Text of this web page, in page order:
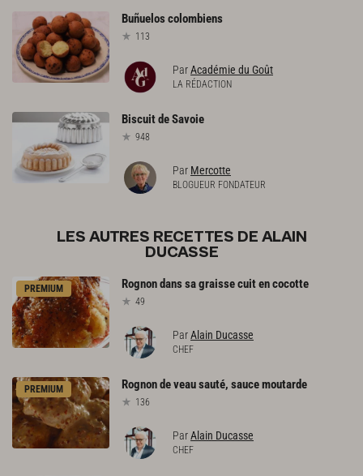
Buñueloscolombiens
113
ParAcadémie du Goût
LA RÉDACTION
BiscuitdeSavoie
948
Par Mercotte
BLOGUEUR FONDATEUR
LES AUTRES RECETTES DE ALAIN
DUCASSE
PREMIUM Rognondanssagraissecuitencocotte
49
ParAlain Ducasse
CHEF
PREMIUM Rognondeveausauté, saucemoutarde
136
ParAlain Ducasse
CHEF